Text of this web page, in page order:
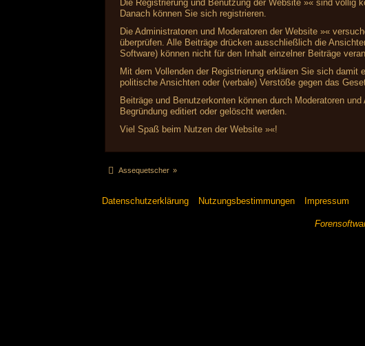
Die Registrierung und Benutzung der Website »« sind völlig
Danach können Sie sich registrieren.
Die Administratoren und Moderatoren der Website »«
überprüfen. Alle Beiträge drücken ausschließlich die
Software) können nicht für den Inhalt einzelner Beiträge
Mit dem Vollenden der Registrierung erklären Sie sich
politische Ansichten oder (verbale) Verstöße gegen das
Beiträge und Benutzerkonten können durch Moderatoren
Begründung editiert oder gelöscht werden.
Viel Spaß beim Nutzen der Website »«!
Assequetscher »
Datenschutzerklärung Nutzungsbestimmungen Impressum